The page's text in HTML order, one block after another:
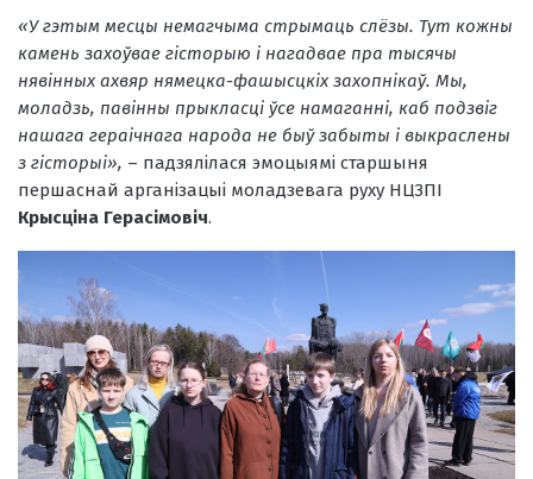
«У гэтым месцы немагчыма стрымаць слёзы. Тут кожны
камень захоўвае гісторыю і нагадвае пра тысячы
нявінных ахвяр нямецка-фашысцкіх захопнікаў. Мы,
моладзь, павінны прыкласці ўсе намаганні, каб подзвіг
нашага гераічнага народа не быў забыты і выкраслены
з гісторыі», – падзялілася эмоцыямі старшыня
першаснай арганізацыі моладзевага руху НЦЗПІ
Крысціна Герасімовіч.